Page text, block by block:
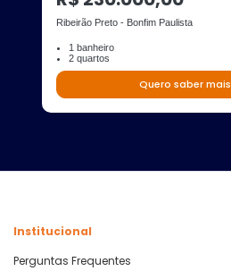
Ribeirão Preto - Bonfim Paulista
1 banheiro
2 quartos
Quero saber mais
Institucional
Perguntas Frequentes